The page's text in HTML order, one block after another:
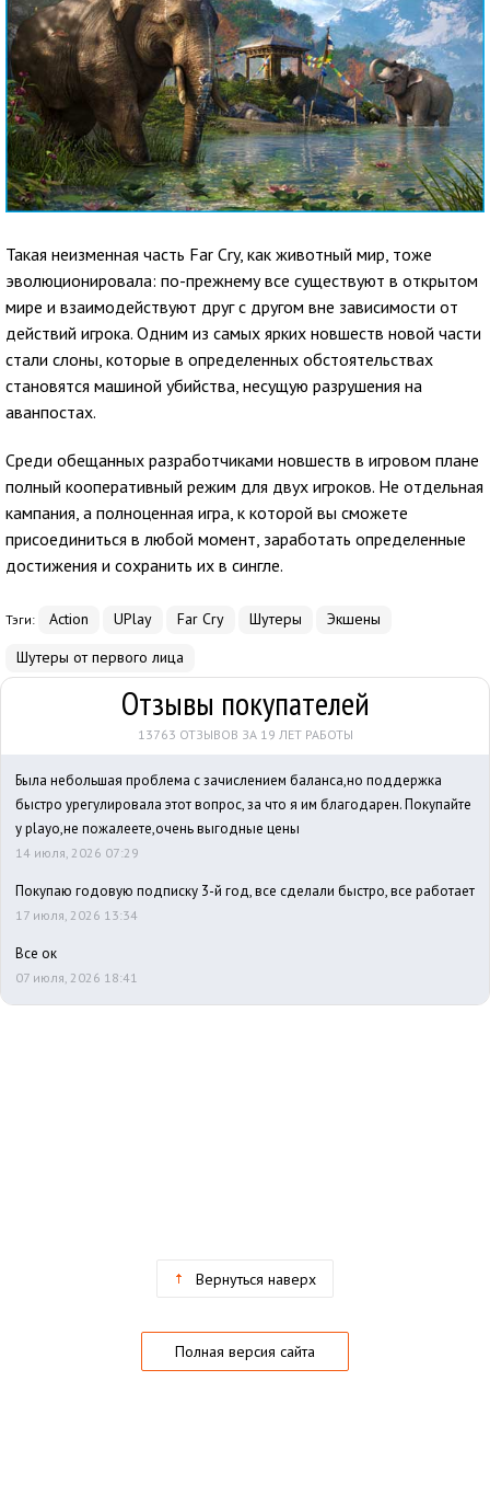
Такая неизменная часть Far Cry, как животный мир, тоже
эволюционировала: по-прежнему все существуют в открытом
мире и взаимодействуют друг с другом вне зависимости от
действий игрока. Одним из самых ярких новшеств новой части
стали слоны, которые в определенных обстоятельствах
становятся машиной убийства, несущую разрушения на
аванпостах.
Среди обещанных разработчиками новшеств в игровом плане
полный кооперативный режим для двух игроков. Не отдельная
кампания, а полноценная игра, к которой вы сможете
присоединиться в любой момент, заработать определенные
достижения и сохранить их в сингле.
Тэги: Action UPlay Far Cry Шутеры
Экшены
Шутеры от первого лица
Отзывы покупателей
13763 ОТЗЫВОВ ЗА 19 ЛЕТ РАБОТЫ
Была небольшая проблема с зачислением баланса,но поддержка
быстро урегулировала этот вопрос, за что я им благодарен. Покупайте
у playo,не пожалеете,очень выгодные цены
14 июля, 2026 07:29
Покупаю годовую подписку 3-й год, все сделали быстро, все работает
17 июля, 2026 13:34
Все ок
07 июля, 2026 18:41
Вернуться наверх
Полная версия сайта